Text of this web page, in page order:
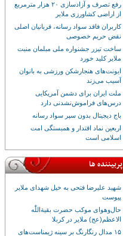
رفع تصرف و آزادسازی ۲۰ هزار مترمربع
از اراضی کشاورزی ملایر
کاربران فاقد سواد رسانه، قربانیان اصلی
نقض حریم خصوصی
ساخت تیزر جشنواره ملی مبلمان منبت
ملایر کلید خورد
ایونت‌های هنجارشکن ورزشی به بانوان
آسیب می‌زند
ملت ایران برای دشمن آمریکایی
درس‌های فراموش‌نشدنی دارد
باج دیجیتال بدون سپر سواد رسانه
اربعین نماد اقتدار و همبستگی امت
اسلامی است
پربیننده ها
شهید علیرضا فتحی به خیل شهدای ملایر
پیوست
حال‌وهوای موکب حضرت بقیة‌اللّٰه
الاعظم(عج) ملایر در کربلا
۱۵ مدال رنگارنگ بر سینه ژیمناست‌های